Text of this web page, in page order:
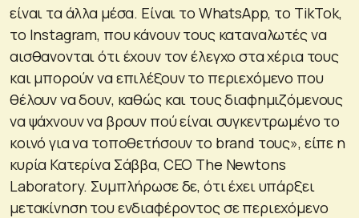
είναι τα άλλα μέσα. Είναι το WhatsApp, το TikTok,
το Instagram, που κάνουν τους καταναλωτές να
αισθανονται ότι έχουν τον έλεγχο στα χέρια τους
και μπορούν να επιλέξουν το περιεχόμενο που
θέλουν να δουν, καθώς και τους διαφημιζόμενους
να ψάχνουν να βρουν πού είναι συγκεντρωμένο το
κοινό για να τοποθετήσουν το brand τους», είπε η
κυρία Κατερίνα Σάββα, CEO The Newtons
Laboratory. Συμπλήρωσε δε, ότι έχει υπάρξει
μετακίνηση του ενδιαφέροντος σε περιεχόμενο